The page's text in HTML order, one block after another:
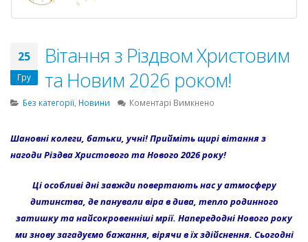
25
Гру
Вітання з Різдвом Христовим
та Новим 2026 роком!
Без категорії, Новини Коментарі Вимкнено
Різдвом
Христовим
Новим
2026
Шановні колеги, батьки, учні! Прийміть щирі вітання з
нагоди Різдва Христового та Нового 2026 року!
Ці особливі дні завжди повертають нас у атмосферу
дитинства, де панували віра в дива, тепло родинного
затишку та найсокровенніші мрії. Напередодні Нового року
ми знову загадуємо бажання, вірячи в їх здійснення. Сьогодні